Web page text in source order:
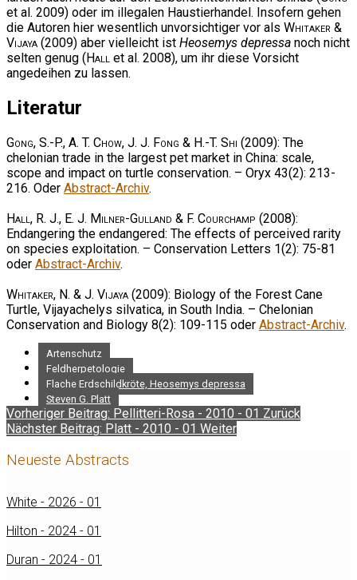
et al. 2009) oder im illegalen Haustierhandel. Insofern gehen
die Autoren hier wesentlich unvorsichtiger vor als Whitaker &
Vijaya (2009) aber vielleicht ist Heosemys depressa noch nicht
selten genug (Hall et al. 2008), um ihr diese Vorsicht
angedeihen zu lassen.
Literatur
Gong, S.-P., A. T. Chow, J. J. Fong & H.-T. Shi (2009): The
chelonian trade in the largest pet market in China: scale,
scope and impact on turtle conservation. – Oryx 43(2): 213-
216. Oder Abstract-Archiv.
Hall, R. J., E. J. Milner-Gulland & F. Courchamp (2008):
Endangering the endangered: The effects of perceived rarity
on species exploitation. – Conservation Letters 1(2): 75-81
oder Abstract-Archiv.
Whitaker, N. & J. Vijaya (2009): Biology of the Forest Cane
Turtle, Vijayachelys silvatica, in South India. – Chelonian
Conservation and Biology 8(2): 109-115 oder Abstract-Archiv.
Artenschutz
Feldherpetologie
Flache Erdschildkröte, Heosemys depressa
Steven G. Platt
Vorheriger Beitrag: Pellitteri-Rosa - 2010 - 01 Zurück
Nächster Beitrag: Platt - 2010 - 01 Weiter
Neueste Abstracts
White - 2026 - 01
Hilton - 2024 - 01
Duran - 2024 - 01